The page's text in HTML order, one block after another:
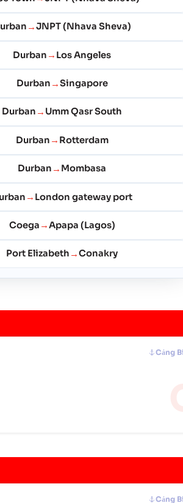
→JNPT (Nhava Sheva)
Durban → Los Angeles
Durban →Singapore
Durban → Umm Qasr South
Durban → Rotterdam
Durban → Mombasa
→ London gateway port
Coega →Apapa (Lagos)
Port Elizabeth →Conakry
Cảng
Cảng